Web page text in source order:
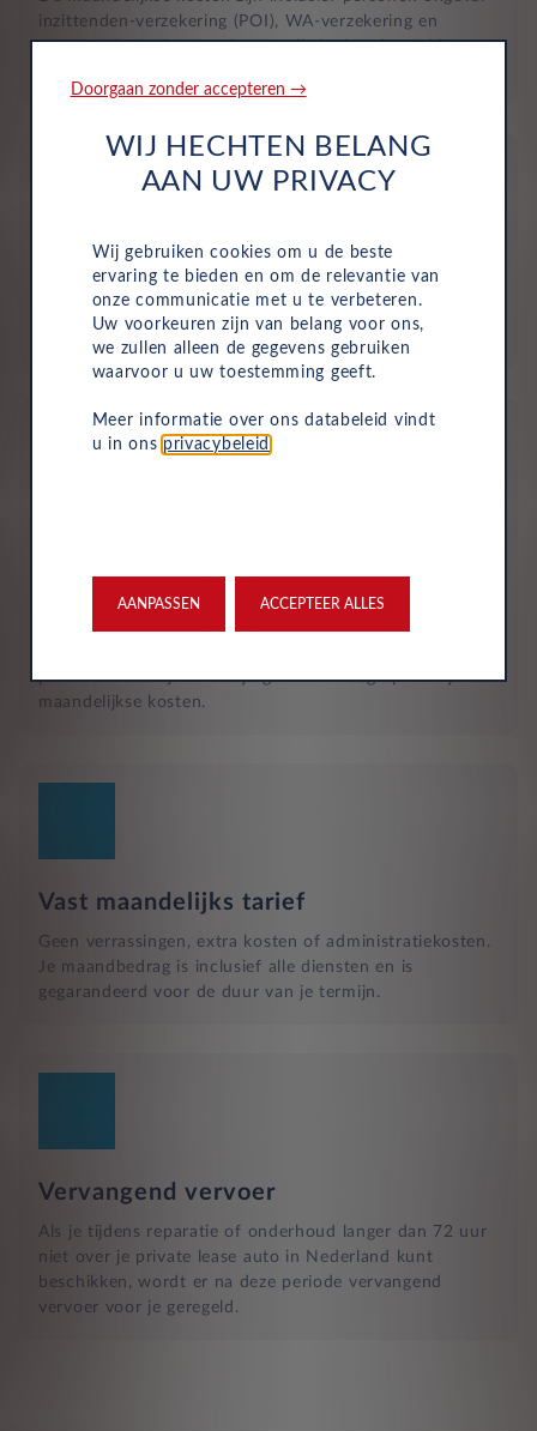
inzittenden-verzekering (POI), WA-verzekering en
uitgebreide dekking, zodat je volledig beschermd bent in
Aflevering bij jou in de buurt
nieuwe auto bij jou in de buurt ophalen.
Naast het reguliere onderhoud, zijn kleine reparaties aan
glas of vervangende banden ook inbegrepen in je
problemen met je auto zijn gewoon inbegrepen in je
maandelijkse kosten.
Vast maandelijks tarief
Geen verrassingen, extra kosten of administratiekosten.
Je maandbedrag is inclusief alle diensten en is
gegarandeerd voor de duur van je termijn.
Vervangend vervoer
Als je tijdens reparatie of onderhoud langer dan 72 uur
niet over je private lease auto in Nederland kunt
beschikken, wordt er na deze periode vervangend
vervoer voor je geregeld.
Doorgaan zonder accepteren →
WIJ HECHTEN BELANG
AAN UW PRIVACY
Wij gebruiken cookies om u de beste
ervaring te bieden en om de relevantie van
onze communicatie met u te verbeteren.
Uw voorkeuren zijn van belang voor ons,
we zullen alleen de gegevens gebruiken
waarvoor u uw toestemming geeft.
Meer informatie over ons databeleid vindt
u in ons privacybeleid
AANPASSEN ACCEPTEER ALLES